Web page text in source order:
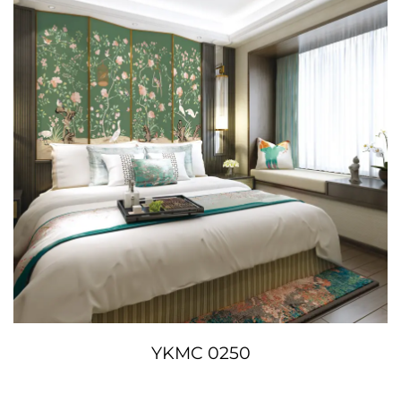
YKMC 0250